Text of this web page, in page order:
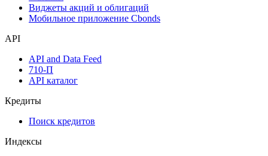
Виджеты акций и облигаций
Мобильное приложение Cbonds
API
API and Data Feed
710-П
API каталог
Кредиты
Поиск кредитов
Индексы